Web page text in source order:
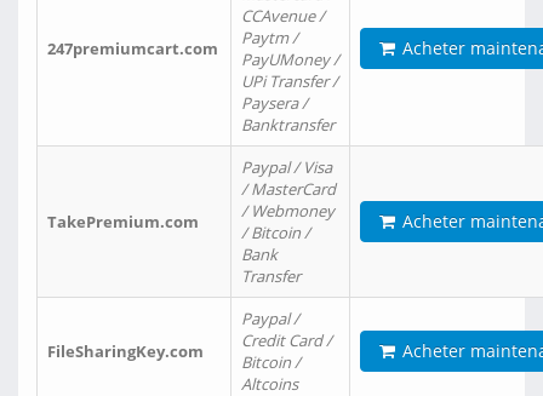
247premiumcart.com
CCAvenue /
Paytm /
PayUMoney /
UPi Transfer /
Paysera /
Banktransfer
Acheter
TakePremium.com
Paypal / Visa
/ MasterCard
/ Webmoney
/ Bitcoin /
Bank
Transfer
Acheter
FileSharingKey.com
Paypal /
Credit Card /
Bitcoin /
Altcoins
Acheter